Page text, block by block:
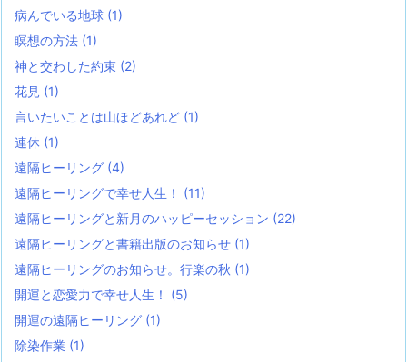
病んでいる地球 (1)
瞑想の方法 (1)
神と交わした約束 (2)
花見 (1)
言いたいことは山ほどあれど (1)
連休 (1)
遠隔ヒーリング (4)
遠隔ヒーリングで幸せ人生！ (11)
遠隔ヒーリングと新月のハッピーセッション (22)
遠隔ヒーリングと書籍出版のお知らせ (1)
遠隔ヒーリングのお知らせ。行楽の秋 (1)
開運と恋愛力で幸せ人生！ (5)
開運の遠隔ヒーリング (1)
除染作業 (1)